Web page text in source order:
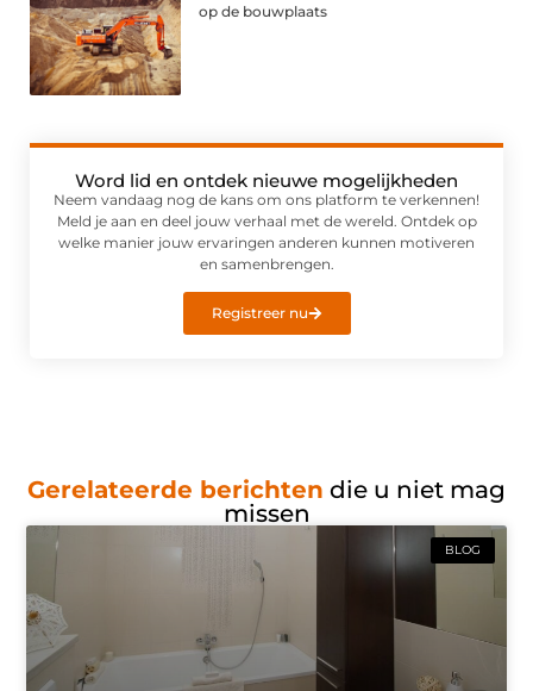
op de bouwplaats
Word lid en ontdek nieuwe mogelijkheden
Neem vandaag nog de kans om ons platform te verkennen!
Meld je aan en deel jouw verhaal met de wereld. Ontdek op
welke manier jouw ervaringen anderen kunnen motiveren
en samenbrengen.
Registreer nu
Gerelateerde berichten die u niet mag
missen
BLOG